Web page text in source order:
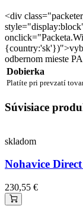
<div
odbernom mieste
Dobierka
Platíte pri prevzatí
Súvisiace
skladom
Nohavice
230,55 €